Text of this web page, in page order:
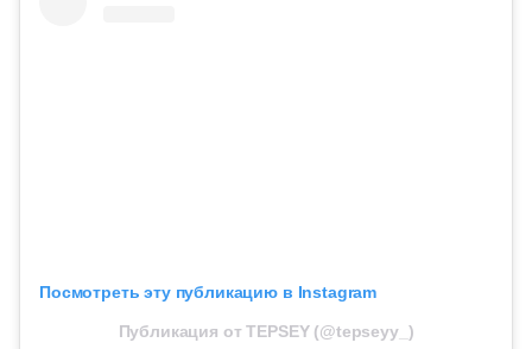
Посмотреть эту публикацию в Instagram
Публикация от TEPSEY (@tepseyy_)